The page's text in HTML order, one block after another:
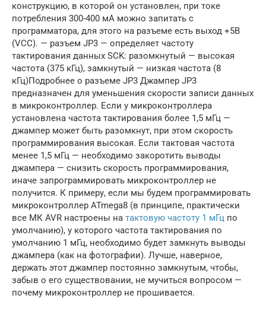
конструкцию, в которой он установлен, при токе
потребления 300-400 мА можно запитать с
программатора, для этого на разъеме есть выход +5В
(VCC). — разъем JP3 — определяет частоту
тактирования данных SCK: разомкнутый — высокая
частота (375 кГц), замкнутый — низкая частота (8
кГц)Подробнее о разъеме JP3 Джампер JP3
предназначен для уменьшения скорости записи данных
в микроконтроллер. Если у микроконтроллера
установлена частота тактирования более 1,5 мГц —
джампер может быть разомкнут, при этом скорость
программирования высокая. Если тактовая частота
менее 1,5 мГц — необходимо закоротить выводы
джампера — снизить скорость программирования,
иначе запрограммировать микроконтроллер не
получится. К примеру, если мы будем программировать
микроконтроллер ATmega8 (в принципе, практически
все МК AVR настроены на тактовую частоту 1 мГц по
умолчанию), у которого частота тактирования по
умолчанию 1 мГц, необходимо будет замкнуть выводы
джампера (как на фотографии). Лучше, наверное,
держать этот джампер постоянно замкнутым, чтобы,
забыв о его существовании, не мучиться вопросом —
почему микроконтроллер не прошивается.